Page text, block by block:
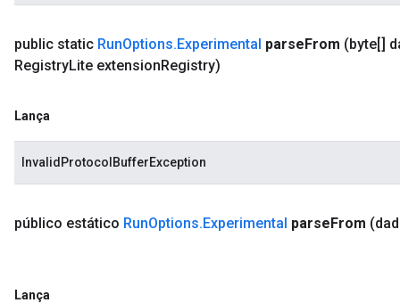
public static RunOptions.Experimental parseFrom (byte[]
RegistryLite extensionRegistry)
Lança
InvalidProtocolBufferException
público estático RunOptions.Experimental parseFrom
Lança